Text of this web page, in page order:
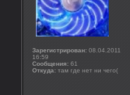
Зарегистрирован: 08.04.2011
16:59
Сообщения: 61
Откуда: там где нет ни чего(